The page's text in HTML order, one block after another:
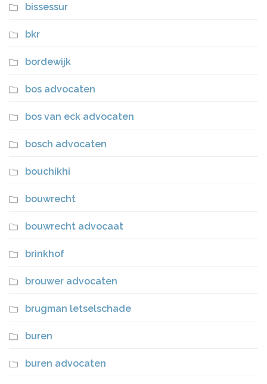
bissessur
bkr
bordewijk
bos advocaten
bos van eck advocaten
bosch advocaten
bouchikhi
bouwrecht
bouwrecht advocaat
brinkhof
brouwer advocaten
brugman letselschade
buren
buren advocaten